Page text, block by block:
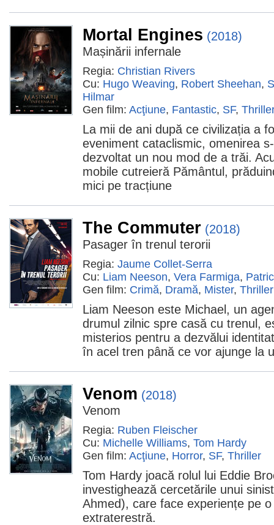
Mortal Engines (2018)
Mașinării infernale
Regia: Christian Rivers
Cu: Hugo Weaving, Robert Sheehan,
Hilmar
Gen film: Acţiune, Fantastic, SF,
La mii de ani după ce civilizația a
eveniment cataclismic, omenirea
dezvoltat un nou mod de a trăi.
mobile cutreieră Pământul,
mici pe tracțiune
The Commuter (2018)
Pasager în trenul terorii
Regia: Jaume Collet-Serra
Cu: Liam Neeson, Vera Farmiga,
Gen film: Crimă, Dramă, Mister, Thriller
Liam Neeson este Michael, un
drumul zilnic spre casă cu trenul,
misterios pentru a dezvălui
în acel tren până ce vor ajunge la
Venom (2018)
Venom
Regia: Ruben Fleischer
Cu: Michelle Williams, Tom Hardy
Gen film: Acţiune, Horror, SF, Thriller
Tom Hardy joacă rolul lui Eddie
investighează cercetările unui
Ahmed), care face experiențe pe
extraterestră.